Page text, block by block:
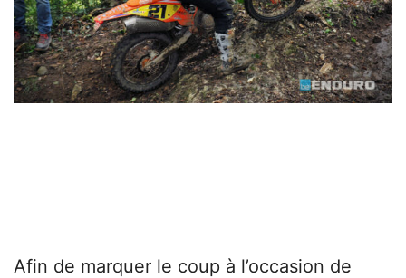
Afin de marquer le coup à l’occasion de